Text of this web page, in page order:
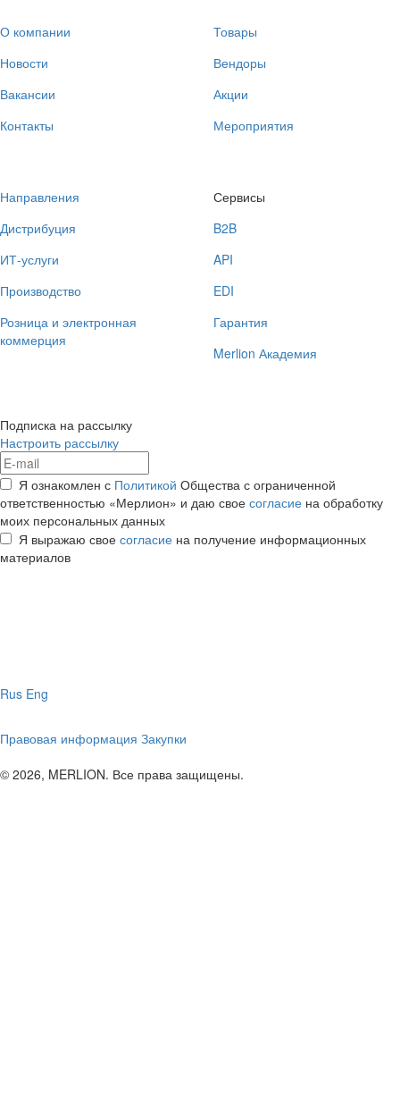
О компании
Новости
Вакансии
Контакты
Товары
Вендоры
Акции
Мероприятия
Направления
Дистрибуция
ИТ-услуги
Производство
Розница и электронная
коммерция
Сервисы
B2B
API
EDI
Гарантия
Merlion Академия
Подписка на рассылку
Настроить рассылку
Я ознакомлен с Политикой Общества с ограниченной
ответственностью «Мерлион» и даю свое согласие на обработку
моих персональных данных
Я выражаю свое согласие на получение информационных
материалов
Rus Eng
Правовая информация Закупки
© 2026, MERLION. Все права защищены.